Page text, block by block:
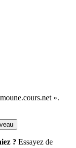
».
? Essayez de